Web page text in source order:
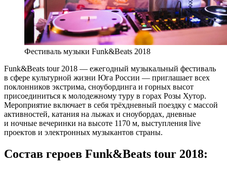
Фестиваль музыки Funk&Beats 2018
Funk&Beats tour 2018 — ежегодный музыкальный фестиваль
в сфере культурной жизни Юга России — приглашает всех
поклонников экстрима, сноубординга и горных высот
присоединиться к молодежному туру в горах Розы Хутор.
Мероприятие включает в себя трёхдневный поездку с массой
активностей, катания на лыжах и сноубордах, дневные
и ночные вечеринки на высоте 1170 м, выступления live
проектов и электронных музыкантов страны.
Состав героев Funk&Beats tour 2018: